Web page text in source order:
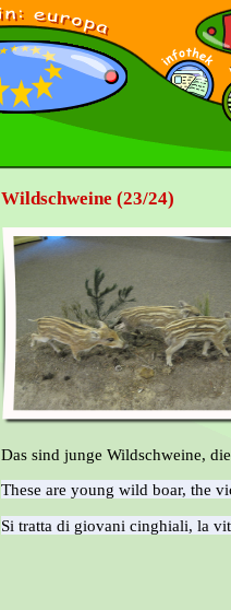
Wildschweine (23/24)
Das sind junge Wildschweine,
These are young wild boar, the
Si tratta di giovani cinghiali, la